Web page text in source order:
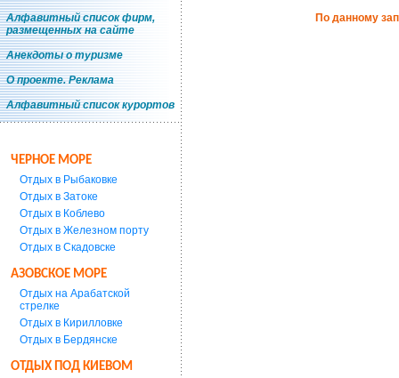
Алфавитный список фирм,
размещенных на сайте
Анекдоты о туризме
О проекте. Реклама
Алфавитный список курортов
ЧЕРНОЕ МОРЕ
Отдых в Рыбаковке
Отдых в Затоке
Отдых в Коблево
Отдых в Железном порту
Отдых в Скадовске
АЗОВСКОЕ МОРЕ
Отдых на Арабатской
стрелке
Отдых в Кирилловке
Отдых в Бердянске
ОТДЫХ ПОД КИЕВОМ
По данному